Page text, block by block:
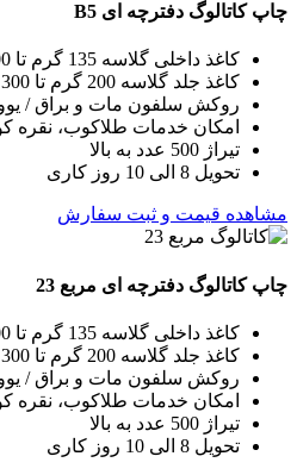
چاپ کاتالوگ دفترچه ای B5
کاغذ داخلی گلاسه 135 گرم تا 200 گرم
کاغذ جلد گلاسه 200 گرم تا 300 گرم
روکش سلفون مات و براق /
امکان خدمات طلاکوب،
تیراژ 500 عدد به بالا
تحویل 8 الی 10 روز کاری
مشاهده قیمت و ثبت سفارش
چاپ کاتالوگ دفترچه ای مربع 23
کاغذ داخلی گلاسه 135 گرم تا 200 گرم
کاغذ جلد گلاسه 200 گرم تا 300 گرم
روکش سلفون مات و براق /
امکان خدمات طلاکوب،
تیراژ 500 عدد به بالا
تحویل 8 الی 10 روز کاری